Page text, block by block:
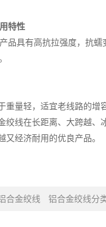
特性
品具有高抗拉强度，抗
重量轻，适宜老线路的增
绞线在长距离、大跨越
经济耐用的优良产品。
合金绞线 铝合金绞线分